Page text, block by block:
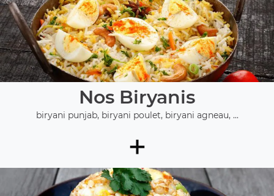
Nos Biryanis
biryani punjab, biryani poulet, biryani agneau, ...
+